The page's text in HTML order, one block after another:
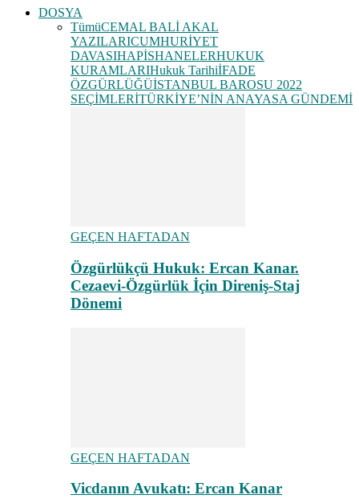
DOSYA
TümüCEMAL BALİ AKAL
YAZILARICUMHURİYET
DAVASIHAPİSHANELERHUKUK
KURAMLARIHukuk TarihiİFADE
ÖZGÜRLÜĞÜİSTANBUL BAROSU 2022
SEÇİMLERİTÜRKİYE’NİN ANAYASA GÜNDEMİ
GEÇEN HAFTADAN
Özgürlükçü Hukuk: Ercan Kanar.
Cezaevi-Özgürlük İçin Direniş-Staj
Dönemi
GEÇEN HAFTADAN
Vicdanın Avukatı: Ercan Kanar